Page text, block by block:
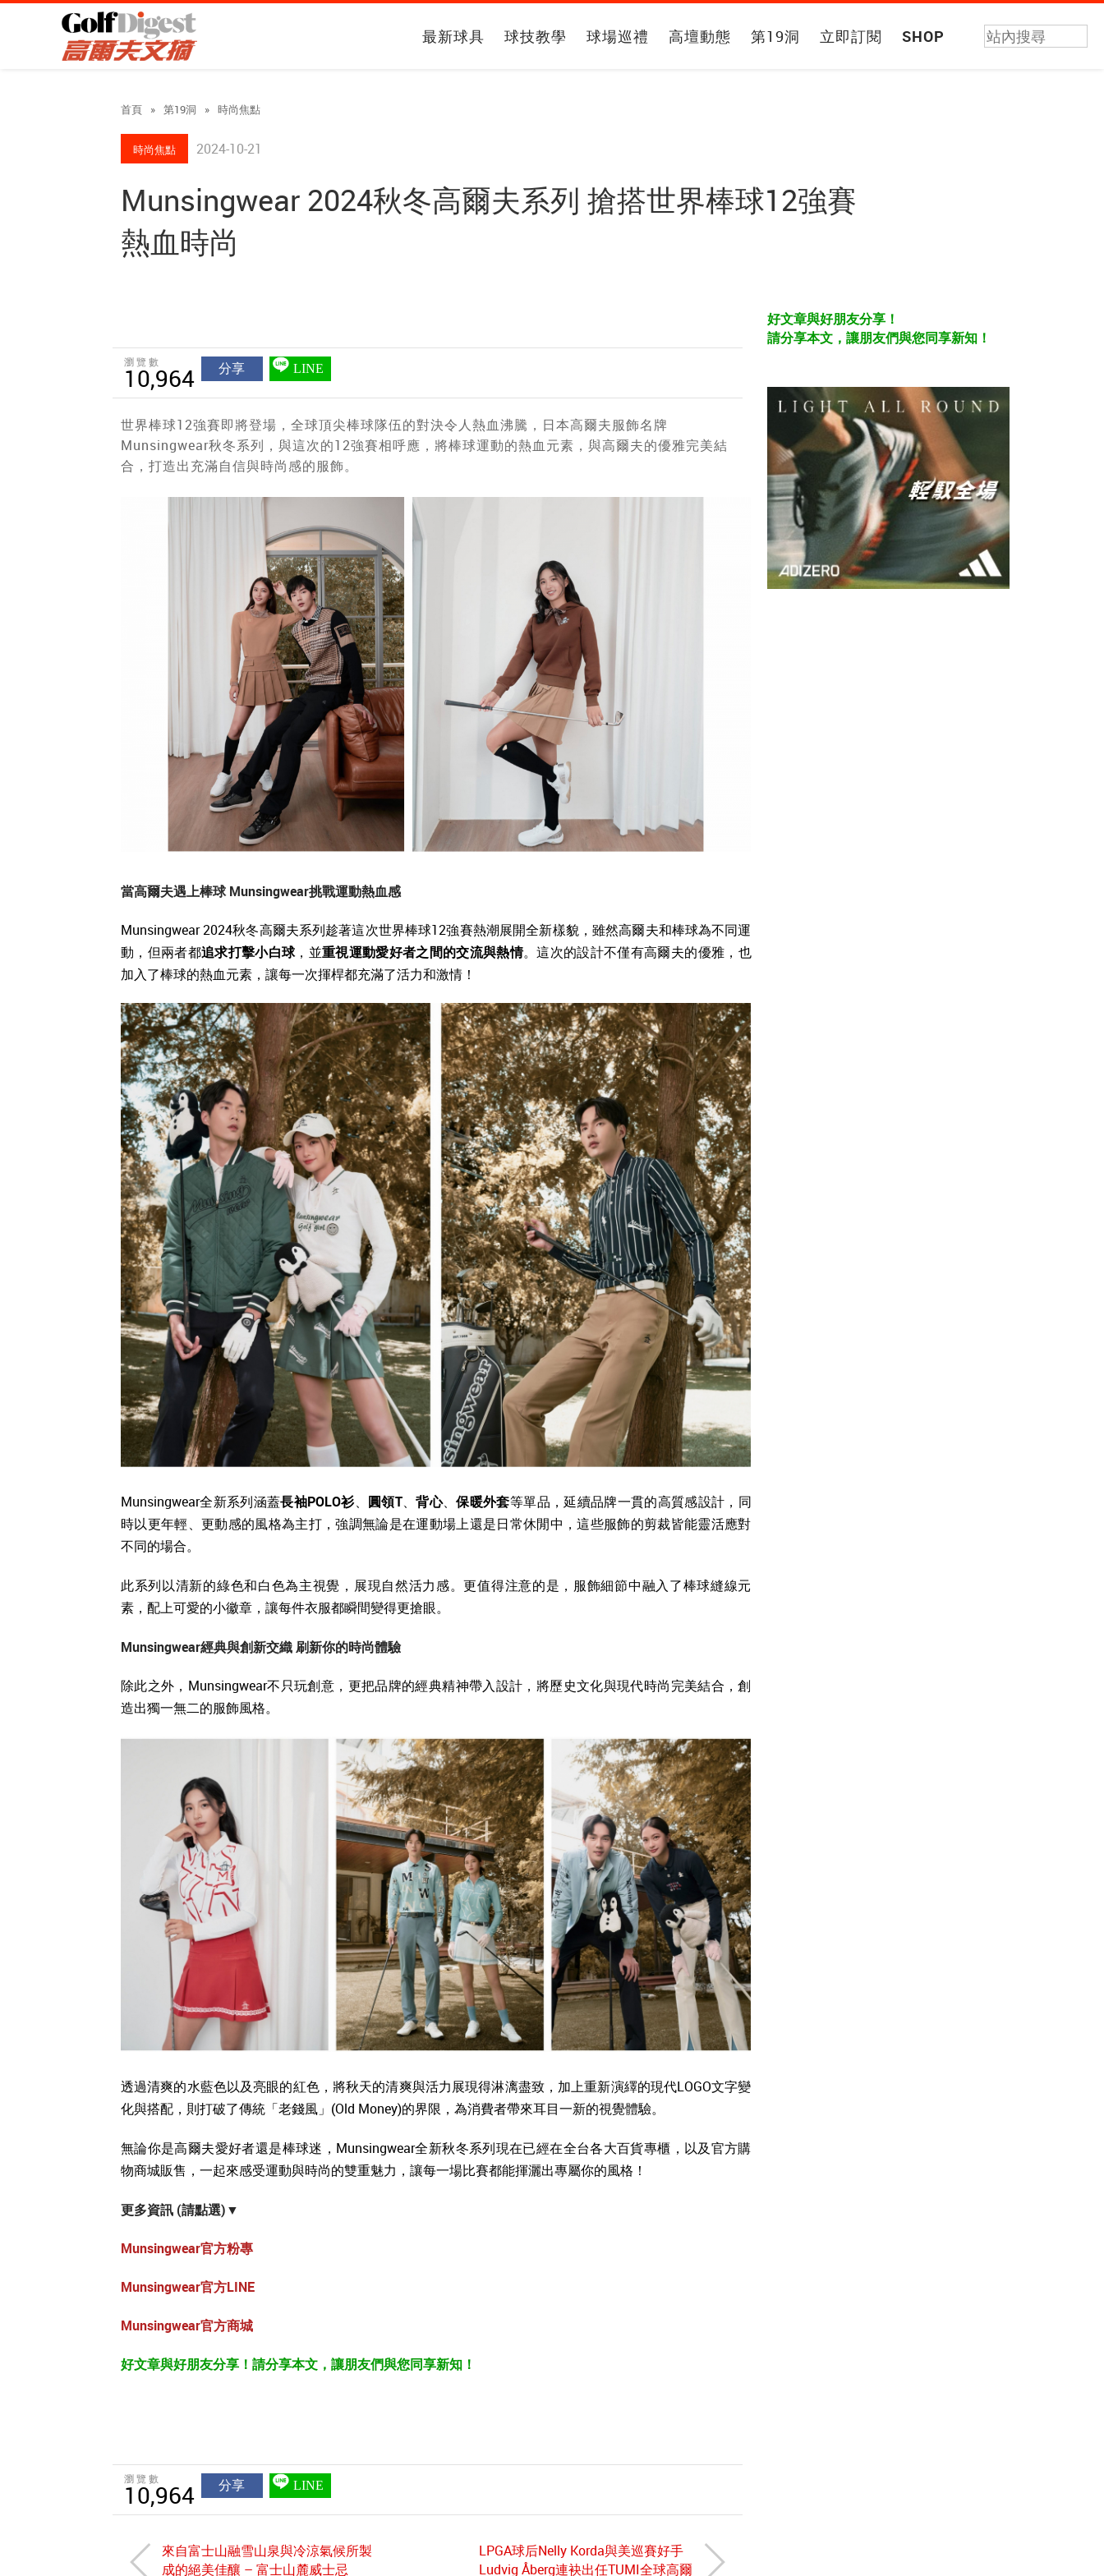
最新球具 球技教學 球場巡禮 高壇動態 第19洞 立即訂閱 SHOP
首頁 » 第19洞 » 時尚焦點
時尚焦點 2024-10-21
Munsingwear 2024秋冬高爾夫系列 搶搭世界棒球12強賽
熱血時尚
瀏覽數
10,964 分享 LINE
世界棒球12強賽即將登場，全球頂尖棒球隊伍的對決令人熱血沸騰，日本高爾夫服飾名牌
Munsingwear秋冬系列，與這次的12強賽相呼應，將棒球運動的熱血元素，與高爾夫的優雅完美結
合，打造出充滿自信與時尚感的服飾。
當高爾夫遇上棒球 Munsingwear挑戰運動熱血感
Munsingwear 2024秋冬高爾夫系列趁著這次世界棒球12強賽熱潮展開全新樣貌，雖然高爾夫和棒球為不同運
動，但兩者都追求打擊小白球，並重視運動愛好者之間的交流與熱情。這次的設計不僅有高爾夫的優雅，也
加入了棒球的熱血元素，讓每一次揮桿都充滿了活力和激情！
Munsingwear全新系列涵蓋長袖POLO衫、 圓領T、背心、保暖外套等單品，延續品牌一貫的高質感設計，同
時以更年輕、更動感的風格為主打，強調無論是在運動場上還是日常休閒中，這些服飾的剪裁皆能靈活應對
不同的場合。
此系列以清新的綠色和白色為主視覺，展現自然活力感。更值得注意的是，服飾細節中融入了棒球縫線元
素，配上可愛的小徽章，讓每件衣服都瞬間變得更搶眼。
Munsingwear經典與創新交織 刷新你的時尚體驗
除此之外，Munsingwear不只玩創意，更把品牌的經典精神帶入設計，將歷史文化與現代時尚完美結合，創
造出獨一無二的服飾風格。
透過清爽的水藍色以及亮眼的紅色，將秋天的清爽與活力展現得淋漓盡致，加上重新演繹的現代LOGO文字變
化與搭配，則打破了傳統「老錢風」(Old Money)的界限，為消費者帶來耳目一新的視覺體驗。
無論你是高爾夫愛好者還是棒球迷，Munsingwear全新秋冬系列現在已經在全台各大百貨專櫃，以及官方購
物商城販售，一起來感受運動與時尚的雙重魅力，讓每一場比賽都能揮灑出專屬你的風格！
更多資訊 (請點選)▼
Munsingwear官方粉專
Munsingwear官方LINE
Munsingwear官方商城
好文章與好朋友分享！請分享本文，讓朋友們與您同享新知！
瀏覽數
10,964 分享 LINE
來自富士山融雪山泉與冷涼氣候所製
成的絕美佳釀 – 富士山麓威士忌
LPGA球后Nelly Korda與美巡賽好手
Ludvig Åberg連袂出任TUMI全球高爾
好文章與好朋友分享！
請分享本文，讓朋友們與您同享新知！